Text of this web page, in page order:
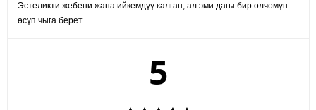
Эстеликти жебени жана ийкемдүү калган, ал эми дагы бир өлчөмүн
өсүп чыга берет.
5